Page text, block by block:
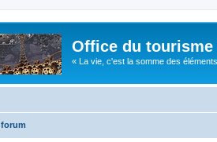
Office du tourisme
« La vie, c'est la somme des